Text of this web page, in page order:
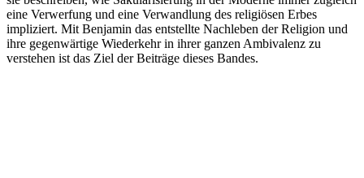
eine Verwerfung und eine Verwandlung des religiösen Erbes
impliziert. Mit Benjamin das entstellte Nachleben der Religion und
ihre gegenwärtige Wiederkehr in ihrer ganzen Ambivalenz zu
verstehen ist das Ziel der Beiträge dieses Bandes.